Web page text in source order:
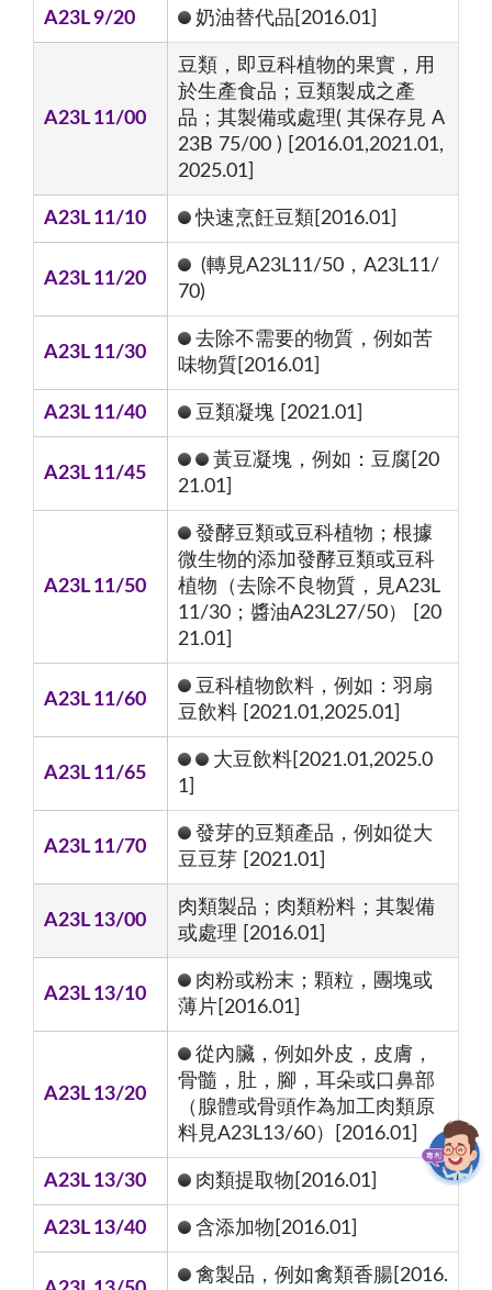
A23L 9/20 奶油替代品[2016.01]
A23L 11/00
豆類，即豆科植物的果實，用
於生產食品；豆類製成之產
品；其製備或處理( 其保存見 A
23B 75/00 ) [2016.01,2021.01,
2025.01]
A23L 11/10 快速烹飪豆類[2016.01]
A23L 11/20
(轉見A23L11/50，A23L11/
70)
A23L 11/30
去除不需要的物質，例如苦
味物質[2016.01]
A23L 11/40 豆類凝塊 [2021.01]
A23L 11/45
黃豆凝塊，例如：豆腐[20
21.01]
A23L 11/50
發酵豆類或豆科植物；根據
微生物的添加發酵豆類或豆科
植物（去除不良物質，見A23L
11/30；醬油A23L27/50） [20
21.01]
A23L 11/60
豆科植物飲料，例如：羽扇
豆飲料 [2021.01,2025.01]
A23L 11/65
大豆飲料[2021.01,2025.0
1]
A23L 11/70
發芽的豆類產品，例如從大
豆豆芽 [2021.01]
A23L 13/00
肉類製品；肉類粉料；其製備
或處理 [2016.01]
A23L 13/10
肉粉或粉末；顆粒，團塊或
薄片[2016.01]
A23L 13/20
從內臟，例如外皮，皮膚，
骨髓，肚，腳，耳朵或口鼻部
（腺體或骨頭作為加工肉類原
料見A23L13/60）[2016.01]
A23L 13/30 肉類提取物[2016.01]
A23L 13/40 含添加物[2016.01]
禽製品，例如禽類香腸[2016.